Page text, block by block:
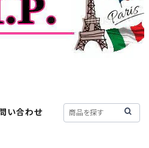
い合わせ